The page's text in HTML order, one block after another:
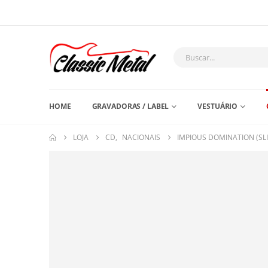
HOME GRAVADORAS / LABEL VESTUÁRIO
LOJA CD, NACIONAIS IMPIOUS DOMINATION